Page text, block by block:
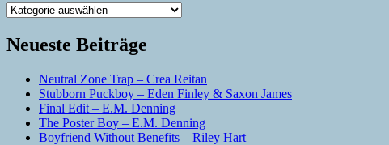
Kategorien
Neueste Beiträge
Neutral Zone Trap – Crea Reitan
Stubborn Puckboy – Eden Finley & Saxon James
Final Edit – E.M. Denning
The Poster Boy – E.M. Denning
Boyfriend Without Benefits – Riley Hart